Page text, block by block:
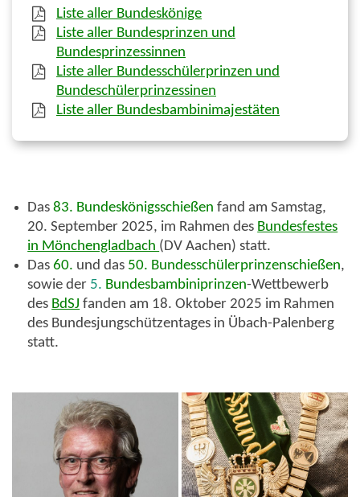
Liste aller Bundeskönige
Liste aller Bundesprinzen und
Bundesprinzessinnen
Liste aller Bundesschülerprinzen und
Bundeschülerprinzessinen
Liste aller Bundesbambinimajestäten
Das83. Bundeskönigsschießen fand am Samstag,
20. September 2025, im Rahmen des Bundesfestes
in Mönchengladbach (DV Aachen) statt.
Das60. und das 50. Bundesschülerprinzenschießen,
sowie der 5. Bundesbambiniprinzen-Wettbewerb
des BdSJ fanden am 18. Oktober 2025 im Rahmen
des Bundesjungschützentages in Übach-Palenberg
statt.